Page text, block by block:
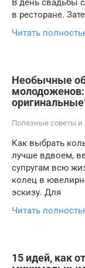
В день свадьбы
в ресторане.
Читать
Необычные
Полезные советы и
Как выбрать
лучше вдвоем,
супругам всю
колец в
эскизу. Для
Читать
15 идей, как